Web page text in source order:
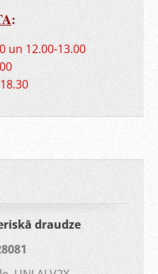
:
un 12.00-13.00
draudze